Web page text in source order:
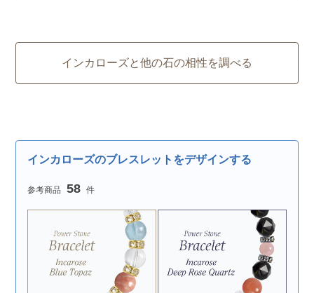
インカローズと他の石の相性を調べる
インカローズのブレスレットをデザインする
58